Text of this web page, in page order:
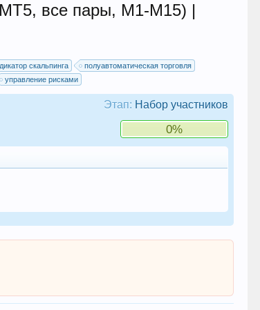
все пары, M1-M15) |
скальпинга
полуавтоматическая торговля
управление рисками
Этап: Набор участников
0%